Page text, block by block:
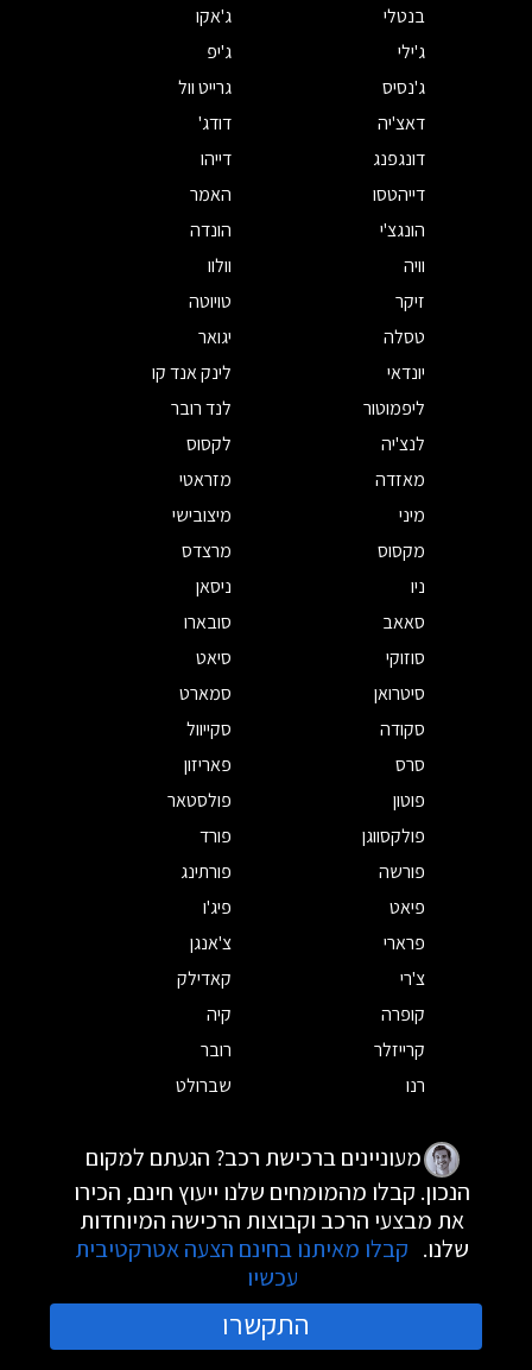
בנטלי
ג'אקו
ג'ילי
ג'יפ
ג'נסיס
גרייט וול
דאצ'יה
דודג'
דונגפנג
דייהו
דייהטסו
האמר
הונגצ'י
הונדה
וויה
וולוו
זיקר
טויוטה
טסלה
יגואר
יונדאי
לינק אנד קו
ליפמוטור
לנד רובר
לנצ'יה
לקסוס
מאזדה
מזראטי
מיני
מיצובישי
מקסוס
מרצדס
ניו
ניסאן
סאאב
סובארו
סוזוקי
סיאט
סיטרואן
סמארט
סקודה
סקייוול
סרס
פאריזון
פוטון
פולסטאר
פולקסווגן
פורד
פורשה
פורתינג
פיאט
פיג'ו
פרארי
צ'אנגן
צ'רי
קאדילק
קופרה
קיה
קרייזלר
רובר
רנו
שברולט
מעוניינים ברכישת רכב? הגעתם למקום
הנכון. קבלו מהמומחים שלנו ייעוץ חינם, הכירו
את מבצעי הרכב וקבוצות הרכישה המיוחדות
שלנו. קבלו מאיתנו בחינם הצעה אטרקטיבית
עכשיו
התקשרו